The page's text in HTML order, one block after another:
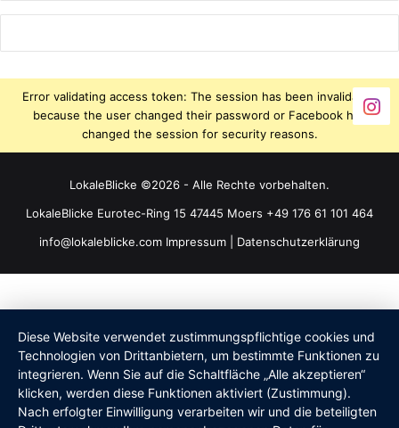
Error validating access token: The session has been invalidated
because the user changed their password or Facebook has
changed the session for security reasons.
LokaleBlicke ©2026 - Alle Rechte vorbehalten.
LokaleBlicke Eurotec-Ring 15 47445 Moers +49 176 61 101 464
info@lokaleblicke.com Impressum Datenschutzerklärung
Diese Website verwendet zustimmungspflichtige cookies und
Technologien von Drittanbietern, um bestimmte Funktionen zu
integrieren. Wenn Sie auf die Schaltfläche „Alle akzeptieren“
klicken, werden diese Funktionen aktiviert (Zustimmung).
Nach erfolgter Einwilligung verarbeiten wir und die beteiligten